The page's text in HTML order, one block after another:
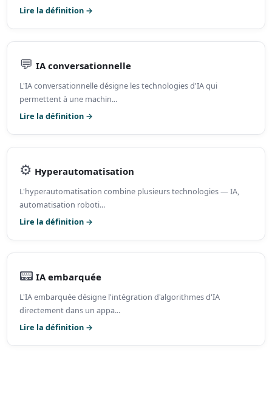
Lire la définition →
💬 IA conversationnelle
L'IA conversationnelle désigne les technologies d'IA qui
permettent à une machin...
Lire la définition →
⚙️ Hyperautomatisation
L'hyperautomatisation combine plusieurs technologies — IA,
automatisation roboti...
Lire la définition →
📟 IA embarquée
L'IA embarquée désigne l'intégration d'algorithmes d'IA
directement dans un appa...
Lire la définition →